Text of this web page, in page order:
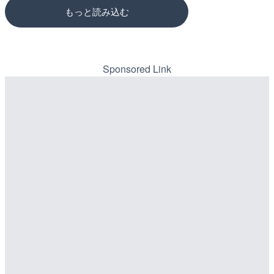
もっと読み込む
Sponsored Link